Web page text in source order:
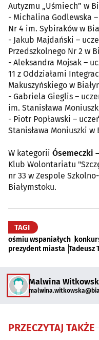
Autyzmu „Uśmiech” w
- Michalina Godlewska
Nr 4 im. Sybiraków w
- Jakub Majdański –
Przedszkolnego Nr 2 w
- Aleksandra Mojsak –
11 z Oddziałami
Makuszyńskiego w
- Gabriela Gieglis –
im. Stanisława
- Piotr Popławski –
Stanisława Moniuszki w
W kategorii Ósemeczki
Klub Wolontariatu
nr 33 w Zespole
Białymstoku.
TAGI
ośmiu wspaniałych
prezydent miasta Tadeusz
Malwina
PRZECZYTAJ TAKŻE